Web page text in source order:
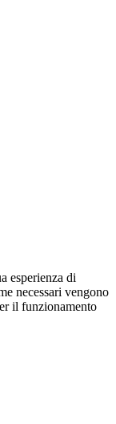
esperienza di
necessari vengono
il funzionamento